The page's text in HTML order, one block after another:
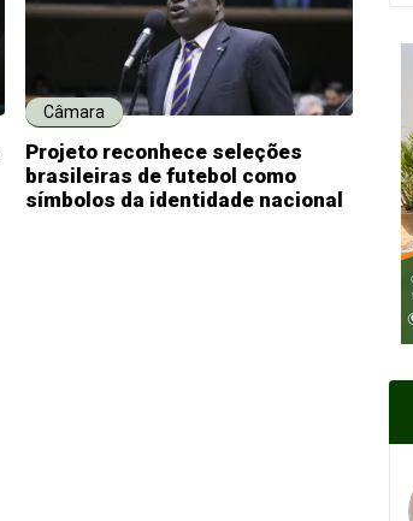
Câmara
Projeto reconhece seleções
brasileiras de futebol como
símbolos da identidade nacional